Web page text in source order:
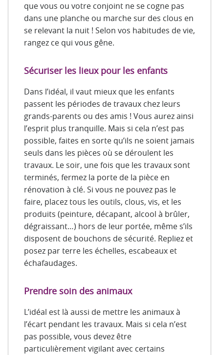
que vous ou votre conjoint ne se cogne pas
dans une planche ou marche sur des clous en
se relevant la nuit ! Selon vos habitudes de vie,
rangez ce qui vous gêne.
Sécuriser les lieux pour les enfants
Dans l’idéal, il vaut mieux que les enfants
passent les périodes de travaux chez leurs
grands-parents ou des amis ! Vous aurez ainsi
l’esprit plus tranquille. Mais si cela n’est pas
possible, faites en sorte qu’ils ne soient jamais
seuls dans les pièces où se déroulent les
travaux. Le soir, une fois que les travaux sont
terminés, fermez la porte de la pièce en
rénovation à clé. Si vous ne pouvez pas le
faire, placez tous les outils, clous, vis, et les
produits (peinture, décapant, alcool à brûler,
dégraissant…) hors de leur portée, même s’ils
disposent de bouchons de sécurité. Repliez et
posez par terre les échelles, escabeaux et
échafaudages.
Prendre soin des animaux
L’idéal est là aussi de mettre les animaux à
l’écart pendant les travaux. Mais si cela n’est
pas possible, vous devez être
particulièrement vigilant avec certains